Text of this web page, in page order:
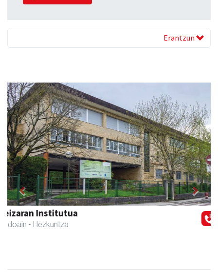
Erantzun
Txortu mekanizaketa eta muntaketa
Asteasu - Mekanizatuak
Previous Next